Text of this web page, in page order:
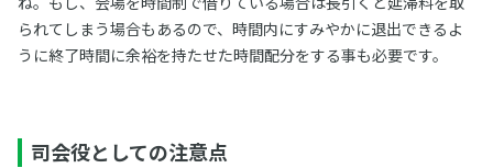
られてしまう場合もあるので、時間内にすみやかに退出できるよ
うに終了時間に余裕を持たせた時間配分をする事も必要です。
司会役としての注意点